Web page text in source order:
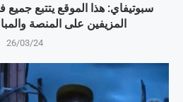
سبوتيفاي: هذا الموقع يتتبع جميع
المزيفين على المنصة
26/03/24